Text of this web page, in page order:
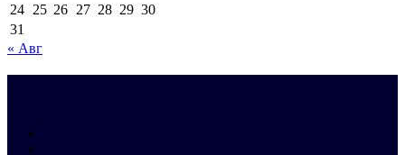
24 25 26 27 28 29 30
31
« Авг